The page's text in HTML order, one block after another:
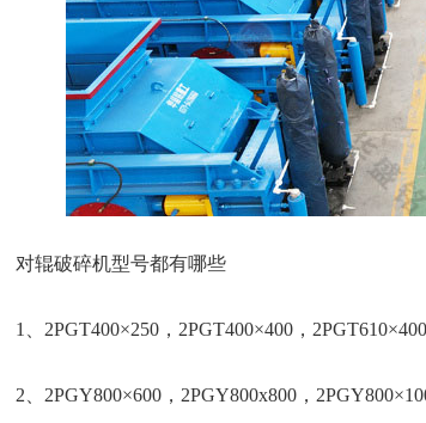
对辊破碎机型号都有哪些
1、2PGT400×250，2PGT400×400，
2、2PGY800×600，2PGY800x800，